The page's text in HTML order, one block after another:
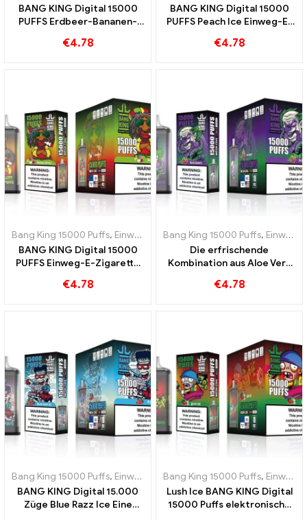
BANG KING Digital 15000
PUFFS Erdbeer-Bananen-
Geschmack
€4.78
BANG KING Digital 15000
PUFFS Peach Ice Einweg-E-
€4.78
Bang King 15000 Puffs, Einweg-E-Zigaretten Schweden ,Einweg-
BANG KING Digital 15000
PUFFS Einweg-E-Zigarette
roten und grünen Äpfeln
€4.78
Bang King 15000 Puffs, Einweg-E-Zigaretten Schweden
Die erfrischende
Kombination aus Aloe Vera
Digital 15000 PUFFS
€4.78
Bang King 15000 Puffs, Einweg-E-Zigaretten Schweden ,Einweg-
BANG KING Digital 15.000
Züge Blue Razz Ice Eine
Bang King 15000 Puffs, Einweg-E-Zigaretten Schweden
Lush Ice BANG KING Digital
15000 Puffs elektronische